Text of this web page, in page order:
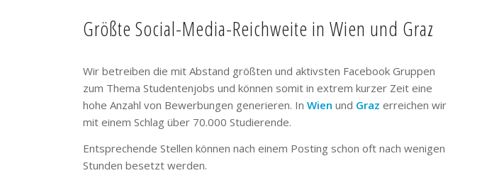
Größte Social-Media-Reichweite in Wien und Graz
Wir betreiben die mit Abstand größten und aktivsten Facebook Gruppen
zum Thema Studentenjobs und können somit in extrem kurzer Zeit eine
hohe Anzahl von Bewerbungen generieren. InWien und Graz erreichen wir
mit einem Schlag über 70.000 Studierende.
Entsprechende Stellen können nach einem Posting schon oft nach wenigen
Stunden besetzt werden.